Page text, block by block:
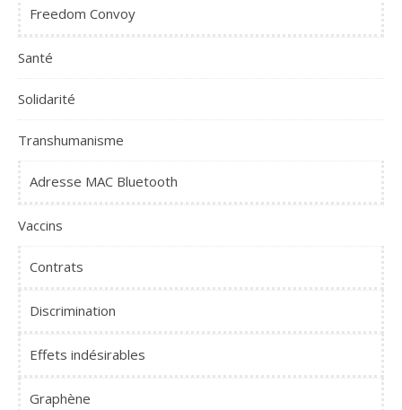
Freedom Convoy
Santé
Solidarité
Transhumanisme
Adresse MAC Bluetooth
Vaccins
Contrats
Discrimination
Effets indésirables
Graphène